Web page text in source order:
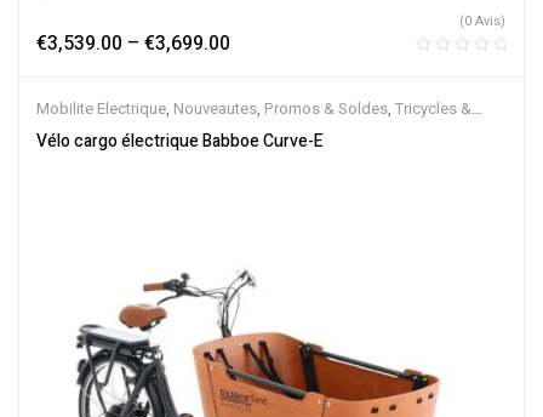
€3,539.00 – €3,699.00
(0 Avis)
Mobilite Electrique, Nouveautes, Promos & Soldes, Tricycles &
Cargos,Vélo électrique ville,Velos Electriques
Vélo cargo électrique Babboe Curve-E